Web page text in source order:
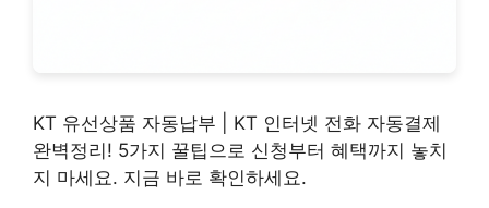
KT 유선상품 자동납부 | KT 인터넷 전화 자동결제
완벽정리! 5가지 꿀팁으로 신청부터 혜택까지 놓치
지 마세요. 지금 바로 확인하세요.